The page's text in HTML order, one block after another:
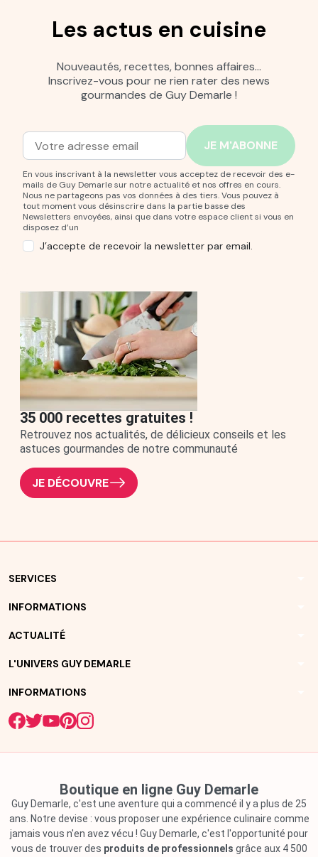
Les actus en cuisine
Nouveautés, recettes, bonnes affaires…
Inscrivez-vous pour ne rien rater des news
gourmandes de Guy Demarle !
Adresse mail
Entrez votre adresse mail pour vous abonner à notre
En vous inscrivant à la newsletter vous acceptez de recevoir des e-
mails de Guy Demarle sur notre actualité et nos offres en cours.
Nous ne partageons pas vos données à des tiers. Vous pouvez à
tout moment vous désinscrire dans la partie basse des
Newsletters envoyées, ainsi que dans votre espace client si vous en
disposez d’un
J’accepte de recevoir la newsletter par email.
35 000 recettes gratuites !
Retrouvez nos actualités, de délicieux conseils et les
astuces gourmandes de notre communauté
JE DÉCOUVRE
SERVICES
INFORMATIONS
ACTUALITÉ
L'UNIVERS GUY DEMARLE
INFORMATIONS
Boutique en ligne Guy Demarle
Guy Demarle, c'est une aventure qui a commencé il y a plus de 25
ans. Notre devise : vous proposer une expérience culinaire comme
jamais vous n'en avez vécu ! Guy Demarle, c'est l'opportunité pour
vous de trouver des produits de professionnels grâce aux 4 500